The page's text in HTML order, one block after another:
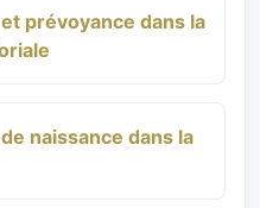
prévoyance dans la
naissance dans la